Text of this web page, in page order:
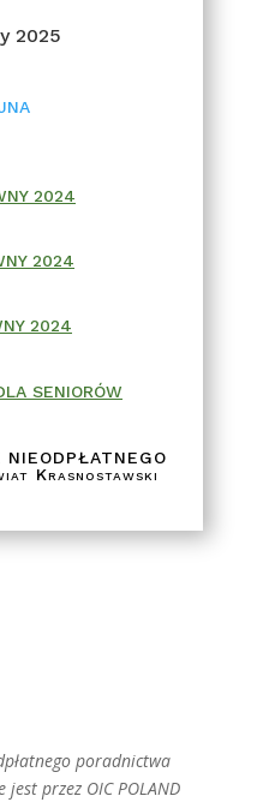
2025
2024
2024
2024
SENIORÓW
Krasnostawski
poradnictwa
przez OIC POLAND